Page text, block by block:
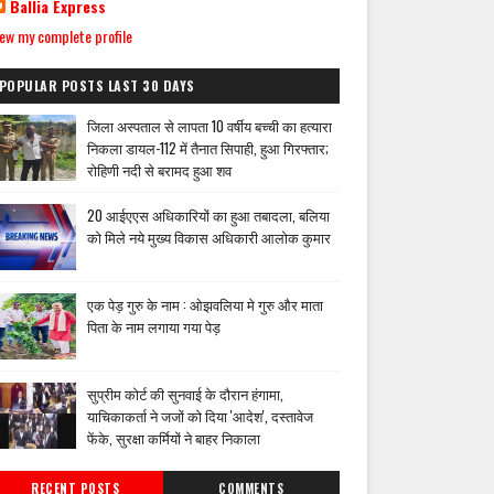
Ballia Express
my complete profile
POSTS LAST 30 DAYS
जिला अस्पताल से लापता 10 वर्षीय बच्ची का हत्यारा
निकला डायल-112 में तैनात सिपाही, हुआ गिरफ्तार;
रोहिणी नदी से बरामद हुआ शव
20 आईएएस अधिकारियों का हुआ तबादला, बलिया
को मिले नये मुख्य विकास अधिकारी आलोक कुमार
एक पेड़ गुरु के नाम : ओझवलिया मे गुरु और माता
पिता के नाम लगाया गया पेड़
सुप्रीम कोर्ट की सुनवाई के दौरान हंगामा,
याचिकाकर्ता ने जजों को दिया 'आदेश', दस्तावेज
फेंके, सुरक्षा कर्मियों ने बाहर निकाला
RECENT POSTS COMMENTS